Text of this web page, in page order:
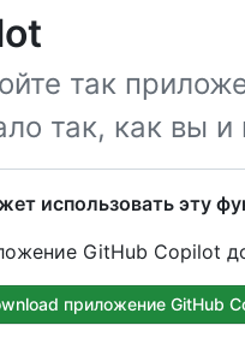
так
так, как вы
использовать эту
GitHub Copilot
приложение GitHub